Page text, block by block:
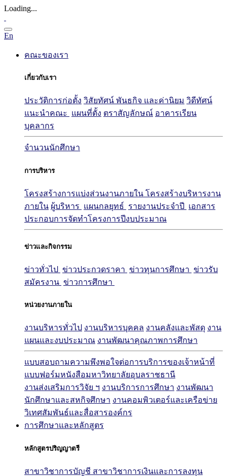
Loading...
En
คณะของเรา
เกี่ยวกับเรา
ประวัติการก่อตั้ง วิสัยทัศน์ พันธกิจ และค่านิยม วิดีทัศน์
แนะนำคณะ
แผนที่ตั้ง ตราสัญลักษณ์ อาคารเรียน
บุคลากร
จำนวนนักศึกษา
การบริหาร
โครงสร้างการแบ่งส่วนงานภายใน โครงสร้างบริหารงาน
ภายใน ผู้บริหาร แผนกลยุทธ์ รายงานประจำปี
เอกสาร
ประกอบการจัดทำโครงการปีงบประมาณ
ข่าวและกิจกรรม
ข่าวทั่วไป ข่าวประกวดราคา ข่าวทุนการศึกษา ข่าวรับ
สมัครงาน ข่าวการศึกษา
หน่วยงานภายใน
งานบริหารทั่วไป งานบริหารบุคคล งานคลังและพัสดุ งาน
แผนและงบประมาณ งานพัฒนาคุณภาพการศึกษา
แบบสอบถามความพึงพอใจต่อการบริการของเจ้าหน้าที่
แบบฟอร์มหนังสือมหาวิทยาลัยอุบลราชธานี
งานส่งเสริมการวิจัย ฯ งานบริการการศึกษา งานพัฒนา
นักศึกษาและสหกิจศึกษา งานคอมพิวเตอร์และเครือข่าย
วิเทศสัมพันธ์และสื่อสารองค์กร
การศึกษาและหลักสูตร
หลักสูตรปริญญาตรี
สาขาวิชาการบัญชี สาขาวิชาการเงินและการลงทุน